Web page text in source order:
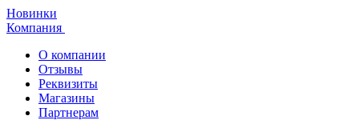
Новинки
Компания
О компании
Отзывы
Реквизиты
Магазины
Партнерам